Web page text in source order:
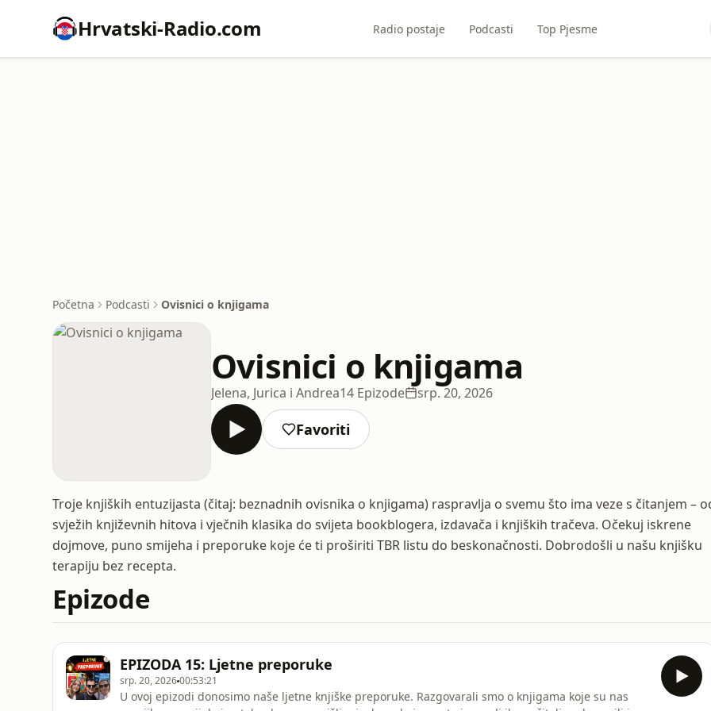
Hrvatski-Radio.com Radio postaje Podcasti Top Pjesme
Početna Podcasti Ovisnici o knjigama
Ovisnici o knjigama
Jelena, Jurica i Andrea14 Epizode srp. 20, 2026
Favoriti
Troje knjiških entuzijasta (čitaj: beznadnih ovisnika o knjigama) raspravlja o svemu što ima veze s čitanjem –
svježih književnih hitova i vječnih klasika do svijeta bookblogera, izdavača i knjiških tračeva. Očekuj iskrene
dojmove, puno smijeha i preporuke koje će ti proširiti TBR listu do beskonačnosti. Dobrodošli u našu knjišku
terapiju bez recepta.
Epizode
EPIZODA 15: Ljetne preporuke
srp. 20, 202600:53:21
U ovoj epizodi donosimo naše ljetne knjiške preporuke. Razgovarali smo o knjigama koje su nas